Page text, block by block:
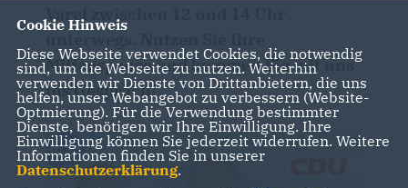
Varel zwischen 12 und 14 Uhr
Mittagspause und kommen Sie mit uns
ins Gespräch!
Cookie Hinweis
Diese Webseite verwendet Cookies, die notwendig
sind, um die Webseite zu nutzen. Weiterhin
verwenden wir Dienste von Drittanbietern, die uns
helfen, unser Webangebot zu verbessern (Website-
Optmierung). Für die Verwendung bestimmter
Dienste, benötigen wir Ihre Einwilligung. Ihre
Einwilligung können Sie jederzeit widerrufen. Weitere
Informationen finden Sie in unserer
Datenschutzerklärung.